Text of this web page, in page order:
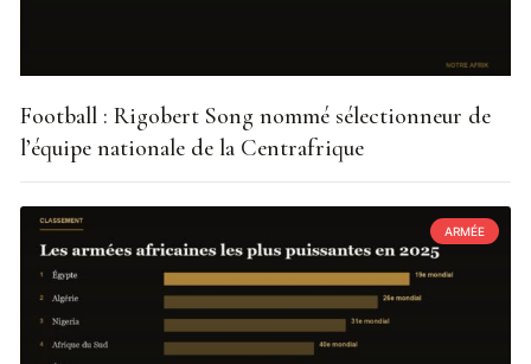
Football : Rigobert Song nommé sélectionneur de
l’équipe nationale de la Centrafrique
ARMÉE